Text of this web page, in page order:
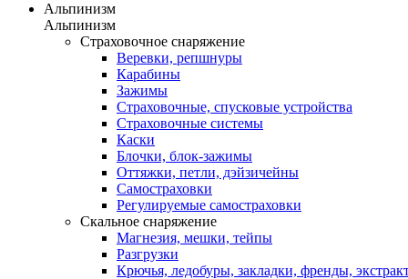
Альпинизм
Альпинизм
Страховочное снаряжение
Веревки, репшнуры
Карабины
Зажимы
Страховочные, спусковые устройства
Страховочные системы
Каски
Блочки, блок-зажимы
Оттяжки, петли, дэйзичейны
Самостраховки
Регулируемые самостраховки
Скальное снаряжение
Магнезия, мешки, тейпы
Разгрузки
Крючья, ледобуры, закладки, френды,